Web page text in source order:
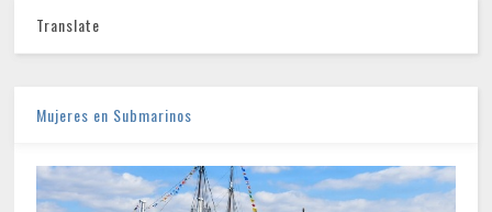
Translate
Mujeres en Submarinos